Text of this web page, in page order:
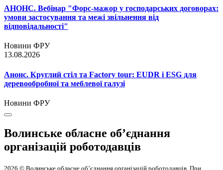
АНОНС. Вебінар "Форс-мажор у господарських договорах:
умови застосування та межі звільнення від
відповідальності"
Новини ФРУ
13.08.2026
Анонс. Круглий стіл та Factory tour: EUDR і ESG для
деревообробної та меблевої галузі
Новини ФРУ
Волинське обласне об’єднання
організацій роботодавців
2026 © Волинське обласне об’єднання організацій роботодавців. При